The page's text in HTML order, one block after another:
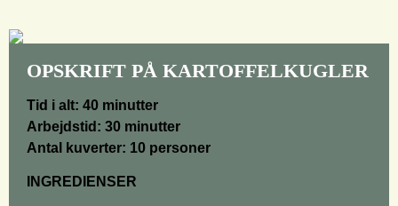
OPSKRIFT PÅ KARTOFFELKUGLER
Tid i alt: 40 minutter
Arbejdstid: 30 minutter
Antal kuverter: 10 personer
INGREDIENSER